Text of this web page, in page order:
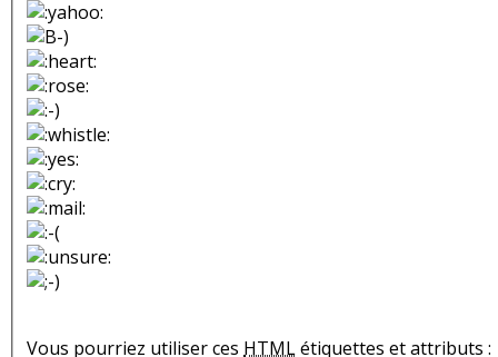
Vous pourriez utiliser ces HTMLétiquettes et attributs :